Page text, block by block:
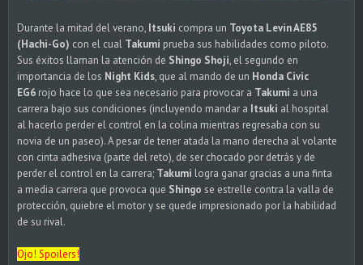
Durante la mitad del verano, Itsuki compra un Toyota Levin AE85
(Hachi-Go) con el cual Takumi prueba sus habilidades como piloto.
Sus éxitos llaman la atención de Shingo Shoji, el segundo en
importancia de los Night Kids, que al mando de un Honda Civic
EG6 rojo hace lo que sea necesario para provocar a Takumi a una
carrera bajo sus condiciones (incluyendo mandar a Itsuki al hospital
al hacerlo perder el control en la colina mientras regresaba con su
novia de un paseo). A pesar de tener atada la mano derecha al volante
con cinta adhesiva (parte del reto), de ser chocado por detrás y de
perder el control en la carrera; Takumi logra ganar gracias a una finta
a media carrera que provoca que Shingo se estrelle contra la valla de
protección, quiebre el motor y se quede impresionado por la habilidad
de su rival.
Ojo! Spoilers!